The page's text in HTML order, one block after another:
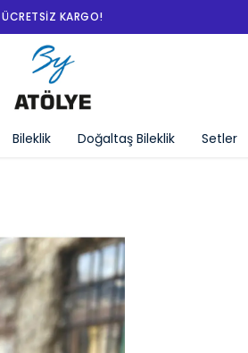
SEPETTE %10 İNDIRIM!
Bileklik Doğaltaş Bileklik Setler